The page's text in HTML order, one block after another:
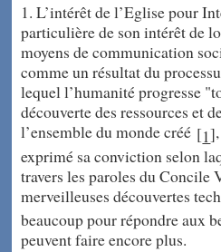
1. L’intérêt de l’Eglise pour
particulière de son intérêt de
moyens de communication
comme un résultat du
lequel l’humanité progresse
découverte des ressources et
l’ensemble du monde créé [1]
exprimé sa conviction selon
travers les paroles du Concile
merveilleuses découvertes
beaucoup pour répondre aux
peuvent faire encore plus.